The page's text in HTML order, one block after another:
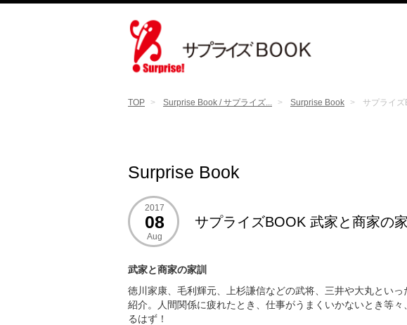
TOP Surprise Book / サプライズ... Surprise Book サプライズ
Surprise Book
2017
08
Aug
サプライズBOOK 武家と商家の
武家と商家の家訓
徳川家康、毛利輝元、上杉謙信などの武将、三井や大丸とい
紹介。人間関係に疲れたとき、仕事がうまくいかないとき等
るはず！